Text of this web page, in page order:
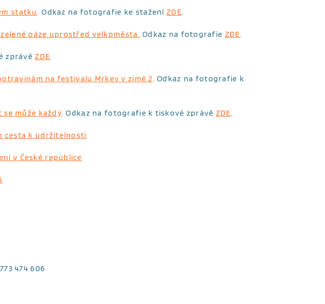
statku. Odkaz na fotografie ke stažení ZDE.
oáze uprostřed velkoměsta. Odkaz na fotografie ZDE.
zprávěZDE.
na festivalu Mrkev v zimě 2. Odkaz na fotografie k
může každý. Odkaz na fotografie k tiskové zprávě ZDE.
cesta k udržitelnosti
v České republice
474 606